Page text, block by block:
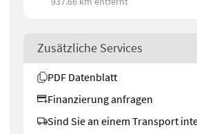
Zusätzliche Services
PDF Datenblatt
Finanzierung anfragen
Sind Sie an einem Transport